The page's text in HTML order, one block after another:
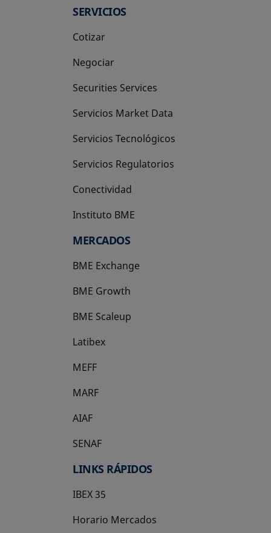
SERVICIOS
Cotizar
Negociar
Securities Services
Servicios Market Data
Servicios Tecnológicos
Servicios Regulatorios
Conectividad
Instituto BME
se abre en una pestaña nueva
MERCADOS
BME Exchange
BME Growth
se abre en una pestaña nueva
BME Scaleup
se abre en una pestaña nueva
Latibex
se abre en una pestaña nueva
MEFF
se abre en una pestaña nueva
MARF
AIAF
SENAF
LINKS RÁPIDOS
IBEX 35
Horario Mercados